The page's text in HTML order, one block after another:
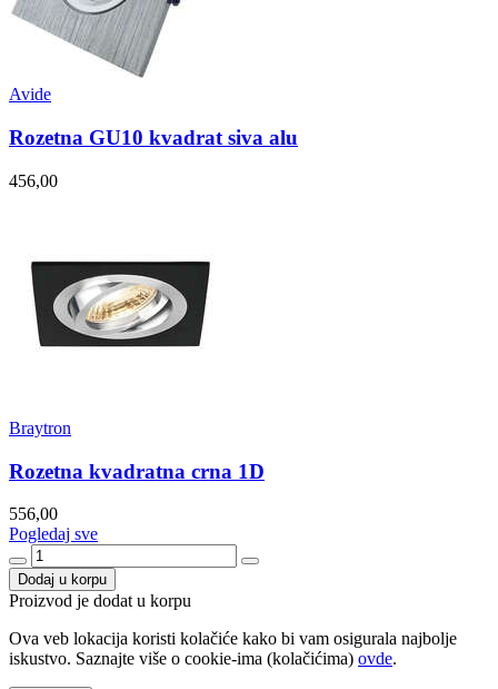
Avide
Rozetna GU10 kvadrat siva alu
456,00
Braytron
Rozetna kvadratna crna 1D
556,00
Pogledaj sve
Dodaj u korpu
Proizvod je dodat u korpu
Ova veb lokacija koristi kolačiće kako bi vam osigurala najbolje
iskustvo. Saznajte više o cookie-ima (kolačićima) ovde.